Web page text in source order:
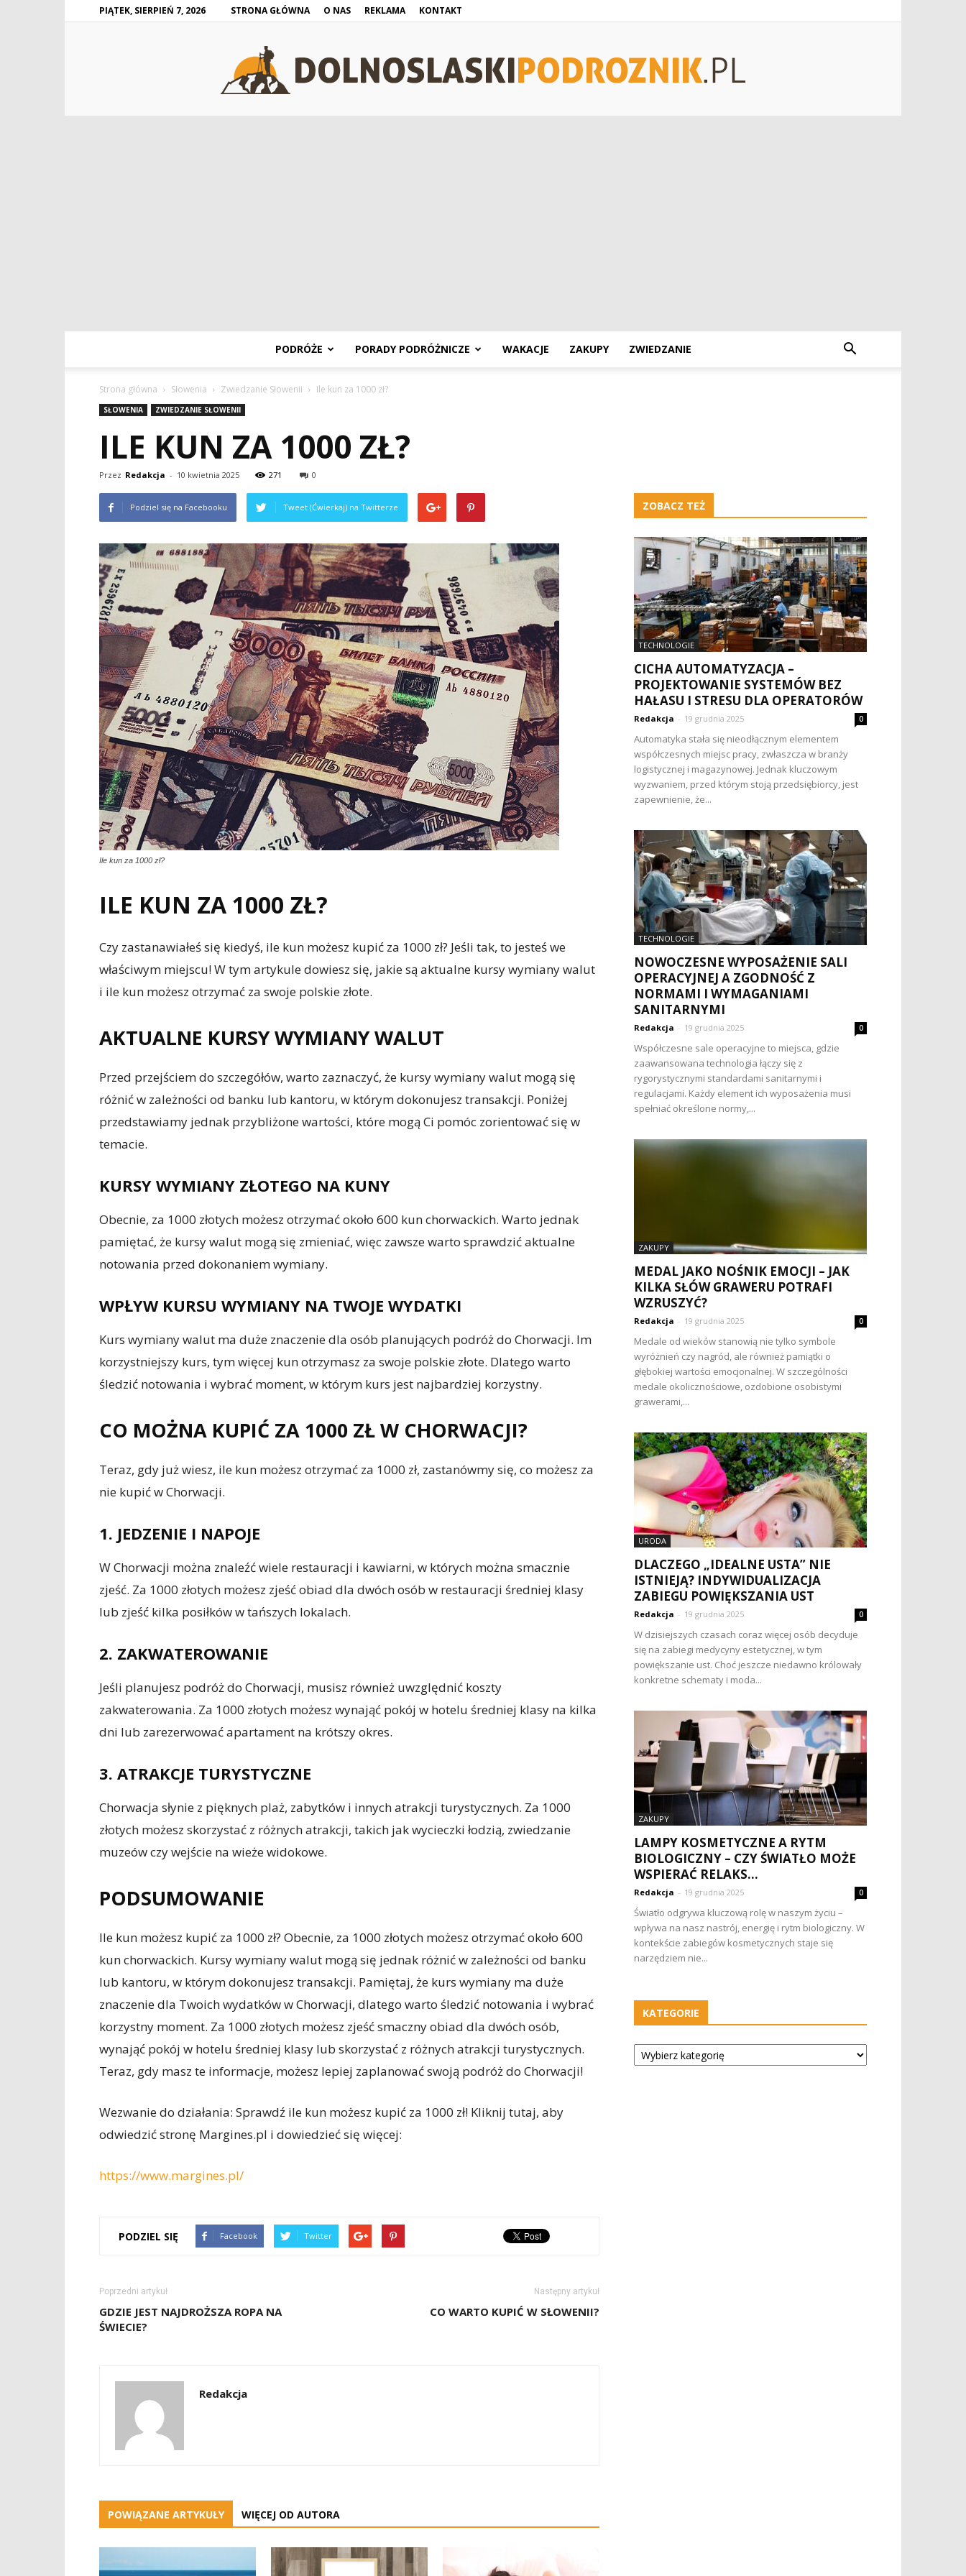
PIĄTEK, SIERPIEŃ 7, 2026 STRONA GŁÓWNA O NAS REKLAMA KONTAKT
PODRÓŻE PORADY PODRÓŻNICZE WAKACJE ZAKUPY ZWIEDZANIE
Strona główna Słowenia Zwiedzanie Słowenii Ile kun za 1000 zł?
SŁOWENIA ZWIEDZANIE SŁOWENII
ILE KUN ZA 1000 ZŁ?
Przez Redakcja - 10 kwietnia 2025 271 0
Podziel się na Facebooku Tweet (Ćwierkaj) na Twitterze
Ile kun za 1000 zł?
ILE KUN ZA 1000 ZŁ?
Czy zastanawiałeś się kiedyś, ile kun możesz kupić za 1000 zł? Jeśli tak, to jesteś we
właściwym miejscu! W tym artykule dowiesz się, jakie są aktualne kursy wymiany walut
i ile kun możesz otrzymać za swoje polskie złote.
AKTUALNE KURSY WYMIANY WALUT
Przed przejściem do szczegółów, warto zaznaczyć, że kursy wymiany walut mogą się
różnić w zależności od banku lub kantoru, w którym dokonujesz transakcji. Poniżej
przedstawiamy jednak przybliżone wartości, które mogą Ci pomóc zorientować się w
temacie.
KURSY WYMIANY ZŁOTEGO NA KUNY
Obecnie, za 1000 złotych możesz otrzymać około 600 kun chorwackich. Warto jednak
pamiętać, że kursy walut mogą się zmieniać, więc zawsze warto sprawdzić aktualne
notowania przed dokonaniem wymiany.
WPŁYW KURSU WYMIANY NA TWOJE WYDATKI
Kurs wymiany walut ma duże znaczenie dla osób planujących podróż do Chorwacji. Im
korzystniejszy kurs, tym więcej kun otrzymasz za swoje polskie złote. Dlatego warto
śledzić notowania i wybrać moment, w którym kurs jest najbardziej korzystny.
CO MOŻNA KUPIĆ ZA 1000 ZŁ W CHORWACJI?
Teraz, gdy już wiesz, ile kun możesz otrzymać za 1000 zł, zastanówmy się, co możesz za
nie kupić w Chorwacji.
1. JEDZENIE I NAPOJE
W Chorwacji można znaleźć wiele restauracji i kawiarni, w których można smacznie
zjeść. Za 1000 złotych możesz zjeść obiad dla dwóch osób w restauracji średniej klasy
lub zjeść kilka posiłków w tańszych lokalach.
2. ZAKWATEROWANIE
Jeśli planujesz podróż do Chorwacji, musisz również uwzględnić koszty
zakwaterowania. Za 1000 złotych możesz wynająć pokój w hotelu średniej klasy na kilka
dni lub zarezerwować apartament na krótszy okres.
3. ATRAKCJE TURYSTYCZNE
Chorwacja słynie z pięknych plaż, zabytków i innych atrakcji turystycznych. Za 1000
złotych możesz skorzystać z różnych atrakcji, takich jak wycieczki łodzią, zwiedzanie
muzeów czy wejście na wieże widokowe.
PODSUMOWANIE
Ile kun możesz kupić za 1000 zł? Obecnie, za 1000 złotych możesz otrzymać około 600
kun chorwackich. Kursy wymiany walut mogą się jednak różnić w zależności od banku
lub kantoru, w którym dokonujesz transakcji. Pamiętaj, że kurs wymiany ma duże
znaczenie dla Twoich wydatków w Chorwacji, dlatego warto śledzić notowania i wybrać
korzystny moment. Za 1000 złotych możesz zjeść smaczny obiad dla dwóch osób,
wynająć pokój w hotelu średniej klasy lub skorzystać z różnych atrakcji turystycznych.
Teraz, gdy masz te informacje, możesz lepiej zaplanować swoją podróż do Chorwacji!
Wezwanie do działania: Sprawdź ile kun możesz kupić za 1000 zł! Kliknij tutaj, aby
odwiedzić stronę Margines.pl i dowiedzieć się więcej:
https://www.margines.pl/
PODZIEL SIĘ Facebook Twitter
Poprzedni artykuł
GDZIE JEST NAJDROŻSZA ROPA NA
ŚWIECIE?
Następny artykuł
CO WARTO KUPIĆ W SŁOWENII?
Redakcja
POWIĄZANE ARTYKUŁY WIĘCEJ OD AUTORA
ZOBACZ TEŻ
TECHNOLOGIE
CICHA AUTOMATYZACJA –
PROJEKTOWANIE SYSTEMÓW BEZ
HAŁASU I STRESU DLA OPERATORÓW
Redakcja - 19 grudnia 2025 0
Automatyka stała się nieodłącznym elementem
współczesnych miejsc pracy, zwłaszcza w branży
logistycznej i magazynowej. Jednak kluczowym
wyzwaniem, przed którym stoją przedsiębiorcy, jest
zapewnienie, że...
TECHNOLOGIE
NOWOCZESNE WYPOSAŻENIE SALI
OPERACYJNEJ A ZGODNOŚĆ Z
NORMAMI I WYMAGANIAMI
SANITARNYMI
Redakcja - 19 grudnia 2025 0
Współczesne sale operacyjne to miejsca, gdzie
zaawansowana technologia łączy się z
rygorystycznymi standardami sanitarnymi i
regulacjami. Każdy element ich wyposażenia musi
spełniać określone normy,...
ZAKUPY
MEDAL JAKO NOŚNIK EMOCJI – JAK
KILKA SŁÓW GRAWERU POTRAFI
WZRUSZYĆ?
Redakcja - 19 grudnia 2025 0
Medale od wieków stanowią nie tylko symbole
wyróżnień czy nagród, ale również pamiątki o
głębokiej wartości emocjonalnej. W szczególności
medale okolicznościowe, ozdobione osobistymi
grawerami,...
URODA
DLACZEGO „IDEALNE USTA” NIE
ISTNIEJĄ? INDYWIDUALIZACJA
ZABIEGU POWIĘKSZANIA UST
Redakcja - 19 grudnia 2025 0
W dzisiejszych czasach coraz więcej osób decyduje
się na zabiegi medycyny estetycznej, w tym
powiększanie ust. Choć jeszcze niedawno królowały
konkretne schematy i moda...
ZAKUPY
LAMPY KOSMETYCZNE A RYTM
BIOLOGICZNY – CZY ŚWIATŁO MOŻE
WSPIERAĆ RELAKS...
Redakcja - 19 grudnia 2025 0
Światło odgrywa kluczową rolę w naszym życiu –
wpływa na nasz nastrój, energię i rytm biologiczny. W
kontekście zabiegów kosmetycznych staje się
narzędziem nie...
KATEGORIE
Kategorie